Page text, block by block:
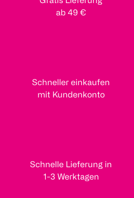
ab 49 €
Schneller einkaufen
mit Kundenkonto
Schnelle Lieferung in
1-3 Werktagen